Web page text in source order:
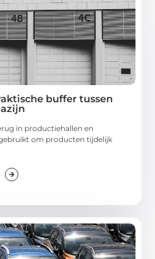
buffer tussen
in productiehallen en
om producten tijdelijk